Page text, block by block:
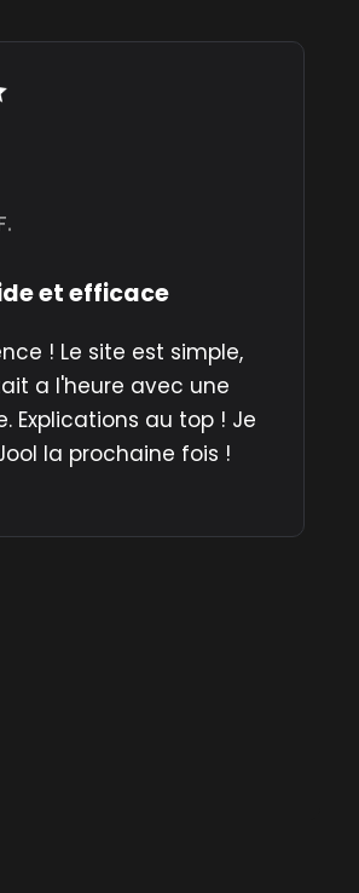
et efficace
! Le site est simple,
a l'heure avec une
Explications au top ! Je
la prochaine fois !